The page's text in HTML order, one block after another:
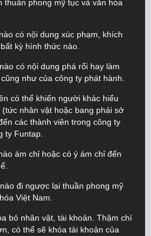
thuần phong mỹ tục và văn hóa
có nội dung xúc phạm, khích
kỳ hình thức nào.
có nội dung phá rối hay làm
như của công ty phát hành.
có thể khiến người khác hiểu
nhân vật hoặc bang phái sở
các thành viên trong công ty
ty Funtap.
ám chỉ hoặc có ý ám chỉ đến
đi ngược lại thuần phong mỹ
Việt Nam.
bỏ nhân vật, tài khoản. Thậm chí
có thể sẽ khóa tài khoản của